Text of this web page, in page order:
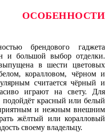
брендового гаджета
и большой выбор отделки.
в шести цветовых
коралловом, чёрном и
считается чёрный и
играют на свету. Для
красный или белый
приятным и нежным внешним
жёлтый или коралловый
своему владельцу.